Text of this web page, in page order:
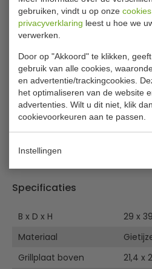
gebruiken, vindt u op onze cookies
privacyverklaring leest u hoe we
verwerken.
Door op "Akkoord" te klikken,
gebruik van alle cookies,
en advertentie/trackingcookies.
het optimaliseren van de website
advertenties. Wilt u dit niet, klik
cookievoorkeuren aan te passen.
Instellingen
en een gietijzeren geribbelde
de grill lang meegaat. Ideaal
hamburgers, steaks, panini's en
voedsel aan en de grill is
warmteregeling. Zo heeft u de
grillproces. Inclusief lekbak en
reinigen van de platen.
Grillplaten van gietijzer
Regelbare thermostaat 50ºC
Controle lampje aan/uit
Lees meer
Specificaties
B x D x H
29 x
Materiaal
Grillplaat boven
21,4 x